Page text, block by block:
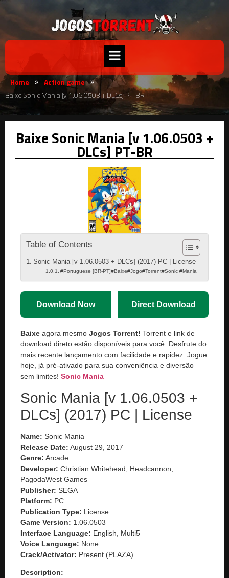
Home » Action game »
Baixe Sonic Mania [v 1.06.0503 + DLCs] PT-BR
Baixe Sonic Mania [v 1.06.0503 +
DLCs] PT-BR
Table of Contents
Sonic Mania [v 1.06.0503 + DLCs] (2017) PC | License
#Portuguese [BR-PT]#Baixe#Jogo#Torrent#Sonic #Mania
Download Now Direct Download
Baixe agora mesmo Jogos Torrent! Torrent e link de
download direto estão disponíveis para você. Desfrute do
mais recente lançamento com facilidade e rapidez. Jogue
hoje, já pré-ativado para sua conveniência e diversão
sem limites! Sonic Mania
Sonic Mania [v 1.06.0503 +
DLCs] (2017) PC | License
Name: Sonic Mania
Release Date: August 29, 2017
Genre: Arcade
Developer: Christian Whitehead, Headcannon,
PagodaWest Games
Publisher: SEGA
Platform: PC
Publication Type: License
Game Version: 1.06.0503
Interface Language: English, Multi5
Voice Language: None
Crack/Activator: Present (PLAZA)
Description: